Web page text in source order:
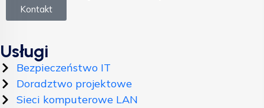
Kontakt
Usługi
Bezpieczeństwo IT
Doradztwo projektowe
Sieci komputerowe LAN